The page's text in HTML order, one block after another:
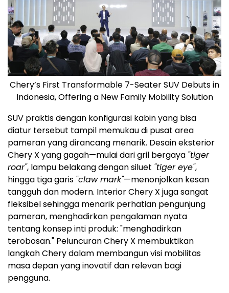
Chery’s First Transformable 7-Seater SUV Debuts in
Indonesia, Offering a New Family Mobility Solution
SUV praktis dengan konfigurasi kabin yang bisa
diatur tersebut tampil memukau di pusat area
pameran yang dirancang menarik. Desain eksterior
Chery X yang gagah—mulai dari gril bergaya "tiger
roar", lampu belakang dengan siluet "tiger eye",
hingga tiga garis "claw mark"—menonjolkan kesan
tangguh dan modern. Interior Chery X juga sangat
fleksibel sehingga menarik perhatian pengunjung
pameran, menghadirkan pengalaman nyata
tentang konsep inti produk: "menghadirkan
terobosan." Peluncuran Chery X membuktikan
langkah Chery dalam membangun visi mobilitas
masa depan yang inovatif dan relevan bagi
pengguna.